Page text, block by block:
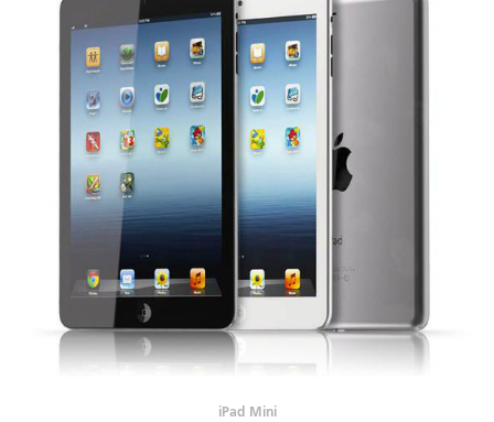
iPad Mini